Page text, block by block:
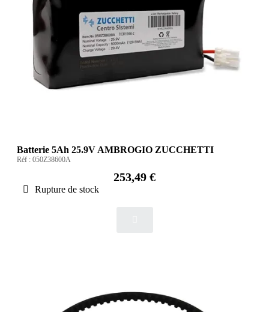
Batterie 5Ah 25.9V AMBROGIO ZUCCHETTI
Réf : 050Z38600A
253,49 €
Rupture de stock